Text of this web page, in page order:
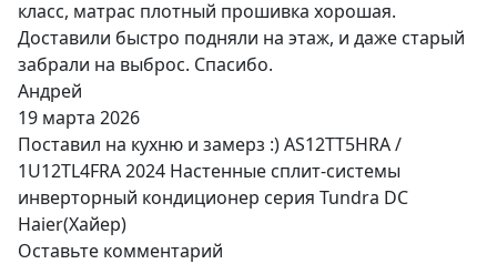
класс, матрас плотный прошивка хорошая.
Доставили быстро подняли на этаж, и даже старый
забрали на выброс. Спасибо.
Андрей
19 марта 2026
Поставил на кухню и замерз :) AS12TT5HRA /
1U12TL4FRA 2024 Настенные сплит-системы
инверторный кондиционер серия Tundra DC
Haier(Хайер)
Оставьте комментарий